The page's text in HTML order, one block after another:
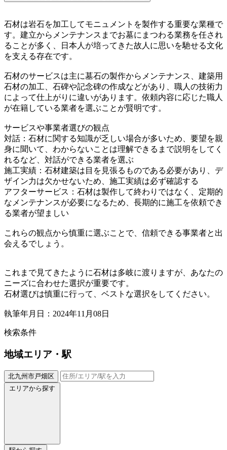
石材は岩石を加工してモニュメントを製作する重要な業種で
す。建立からメンテナンスまでお墓にまつわる業務を任され
ることが多く、日本人が培ってきた故人に思いを馳せる文化
を支える存在です。
石材のサービスは主に墓石の製作からメンテナンス、建築用
石材の加工、石碑や記念碑の作成などがあり、職人の技術力
によって仕上がりに違いがあります。依頼内容に応じた職人
が在籍している業者を選ぶことが賢明です。
サービスや事業者選びの観点
対話：石材に関する知識が乏しい場合が多いため、要望を親
身に聞いて、わからないことは理解できるまで説明をしてく
れるなど、対話ができる業者を選ぶ
施工実績：石材建築は目を見張るものである必要があり、デ
ザイン力は欠かせないため、施工実績は必ず確認する
アフターサービス：石材は製作して終わりではなく、定期的
なメンテナンスが必要になるため、長期的に施工を依頼でき
る業者が望ましい
これらの観点から慎重に選ぶことで、信頼できる事業者と出
会えるでしょう。
これまで見てきたように石材は多岐に渡りますが、あなたの
ニーズに合わせた選択が重要です。
石材選びは慎重に行って、ベストな選択をしてください。
執筆年月日：2024年11月08日
検索条件
地域エリア・駅
北九州市戸畑区
エリアから探す